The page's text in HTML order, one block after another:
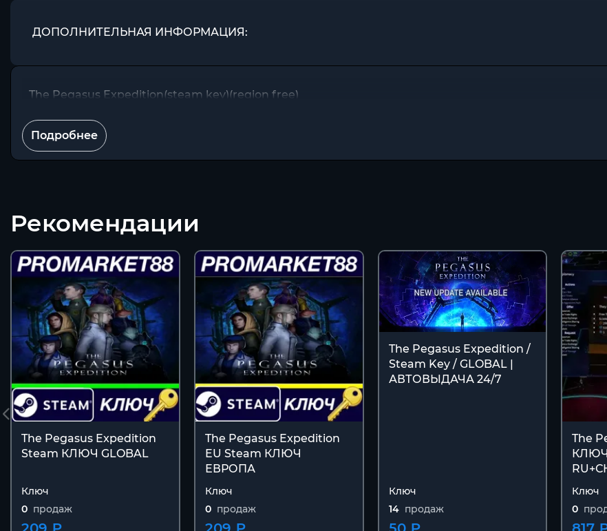
ДОПОЛНИТЕЛЬНАЯ ИНФОРМАЦИЯ:
The Pegasus Expedition(steam key)(region free)
Подробнее
Рекомендации
The Pegasus Expedition
Steam КЛЮЧ GLOBAL
Ключ
0 продаж
The Pegasus Expedition
EU Steam КЛЮЧ
ЕВРОПА
Ключ
0 продаж
The Pegasus Expedition /
Steam Key / GLOBAL |
АВТОВЫДАЧА 24/7
Ключ
14 продаж
The
КЛЮЧ
Ключ
0